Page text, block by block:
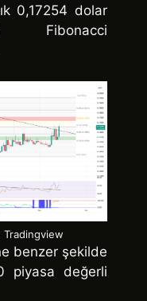
0,17254 dolar
Fibonacci
Tradingview
benzer şekilde
piyasa değerli